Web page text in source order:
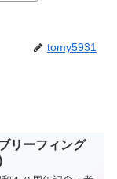
tomy5931
リーフィング